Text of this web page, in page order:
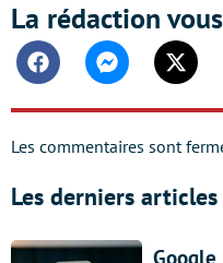
La rédaction
FacebookMessenger
Les commentaires sont
Les derniers articles